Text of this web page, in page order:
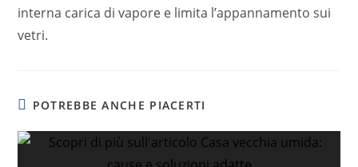
interna carica di vapore e limita l’appannamento sui
vetri.
POTREBBE ANCHE PIACERTI